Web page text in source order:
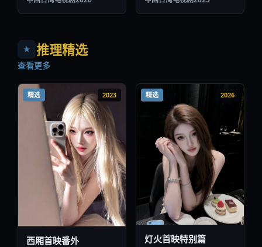
★ 推理精选
查看更多
精选 2023
西厢首映番外
精选 2026
灯火首映特别篇